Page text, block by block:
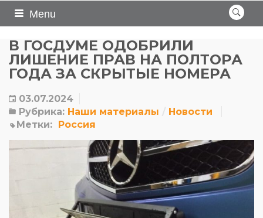
Menu
В ГОСДУМЕ ОДОБРИЛИ
ЛИШЕНИЕ ПРАВ НА ПОЛТОРА
ГОДА ЗА СКРЫТЫЕ НОМЕРА
03.07.2024
Рубрика: Наши материалы
Новости
Метки: Россия